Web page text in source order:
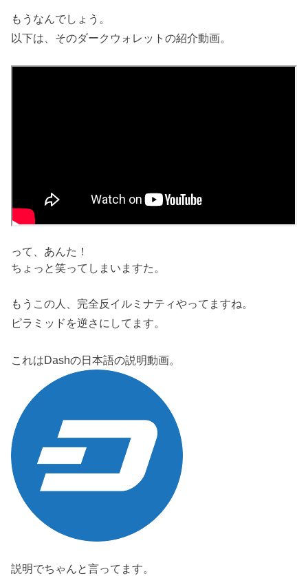
もうなんでしょう。
以下は、そのダークウォレットの紹介動画。
って、あんた！
ちょっと笑ってしまいますた。
もうこの人、完全反イルミナティやってますね。
ピラミッドを逆さにしてます。
これはDashの日本語の説明動画。
説明でちゃんと言ってます。